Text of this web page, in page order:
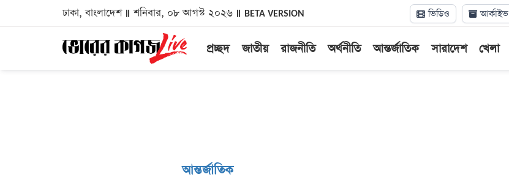
ঢাকা, বাংলাদেশ শনিবার, ০৮ আগস্ট ২০২৬ BETA VERSION ভিডিও আর্কাইভ
প্রচ্ছদ জাতীয় রাজনীতি অর্থনীতি আন্তর্জাতিক সারাদেশ খেলা
আন্তর্জাতিক